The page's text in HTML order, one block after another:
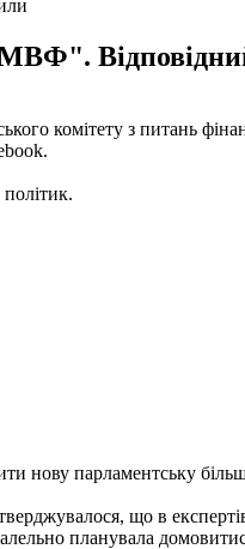
Відповідний
комітету з питань
нову парламентську
що в
планувала